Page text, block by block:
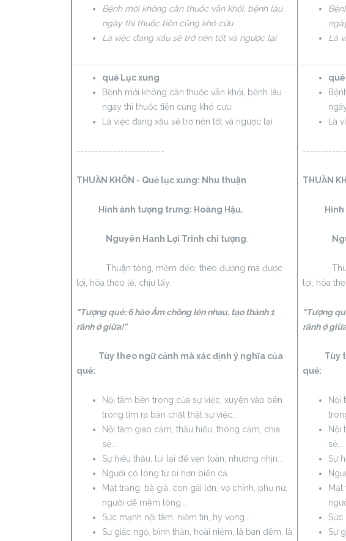
Bệnh mới không cần thuốc vẫn khỏi, bệnh lâu
ngày thì thuốc tiên cũng khó cứu
Là việc đang xấu sẽ trở nên tốt và ngược lại
Là
quẻ Lục xung
Bệnh mới không cần thuốc vẫn khỏi, bệnh lâu
ngày thì thuốc tiên cũng khó cứu
Là việc đang xấu sẽ trở nên tốt và ngược lại
------------------------
THUẦN KHÔN - Quẻ lục xung: Nhu thuận
Hình ảnh tượng trưng: Hoàng Hậu.
Nguyên Hanh Lợi Trinh chi tượng
Thuận tòng, mềm dẻo, theo đường mà được
lợi, hòa theo lẽ, chịu lấy.
"Tượng quẻ: 6 hào Âm chồng lên nhau, tạo thành 1
rãnh ở giữa!"
Tùy theo ngữ cảnh mà xác định ý nghĩa của
quẻ:
Nội tâm bên trong của sự việc, xuyên vào bên
trong tìm ra bản chất thật sự việc...
Nội tâm giao cảm, thấu hiểu, thông cảm, chia
sẻ...
Sự hiểu thấu, lui lại để vẹn toàn, nhường nhịn...
Người có lòng từ bi hơn biển cả...
Mặt trăng, bà già, con gái lớn, vợ chính, phụ nữ,
người dễ mềm lòng...
Sức mạnh nội tâm, niềm tin, hy vọng...
Sự giác ngộ, bình thản, hoài niệm, là ban đêm, là
Là
THUẦN
Thuận
lợi, hòa
"Tượng
rãnh ở
Tùy
quẻ:
Nội
Nội
sẻ...
Sự
Mặt
Sức
Sự